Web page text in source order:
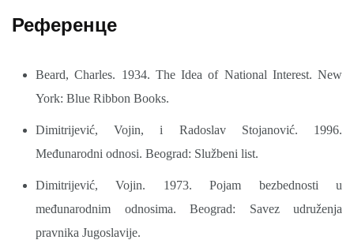
Референце
Beard, Charles. 1934. Тhе Idea оf National Interest. New
York: Blue Ribbon Books.
Dimitrijević, Vojin, i Radoslav Stojanović. 1996.
Međunarodni odnosi. Beograd: Službeni list.
Dimitrijević, Vojin. 1973. Pojam bezbednosti u
međunarodnim odnosima. Beograd: Savez udruženja
pravnika Jugoslavije.